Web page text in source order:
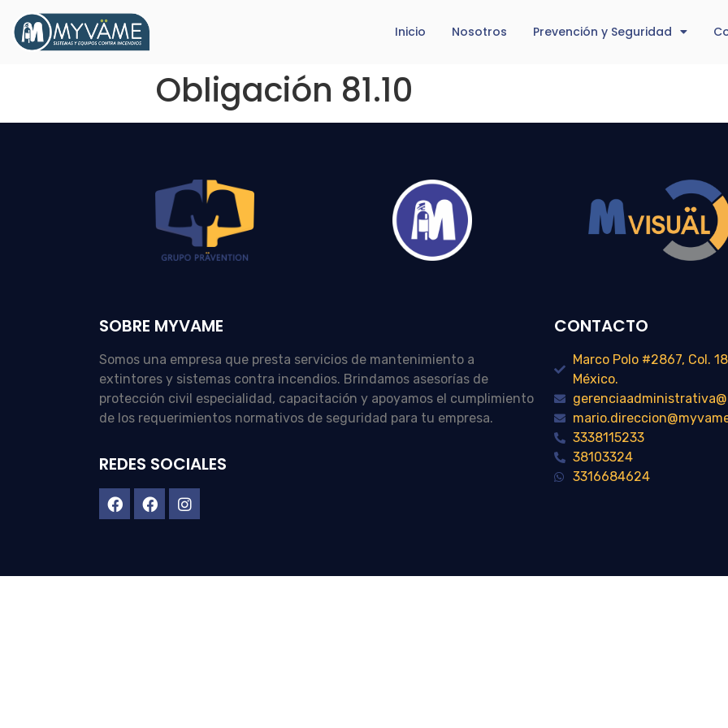
Inicio Nosotros Prevención y Seguridad
Obligación 81.10
SOBRE MYVAME
Somos una empresa que presta servicios de mantenimiento a
extintores y sistemas contra incendios. Brindamos asesorías de
protección civil especialidad, capacitación y apoyamos el cumplimiento
de los requerimientos normativos de seguridad para tu empresa.
REDES SOCIALES
CONTACTO
Marco Polo #2867, Col.
México.
3338115233
38103324
3316684624